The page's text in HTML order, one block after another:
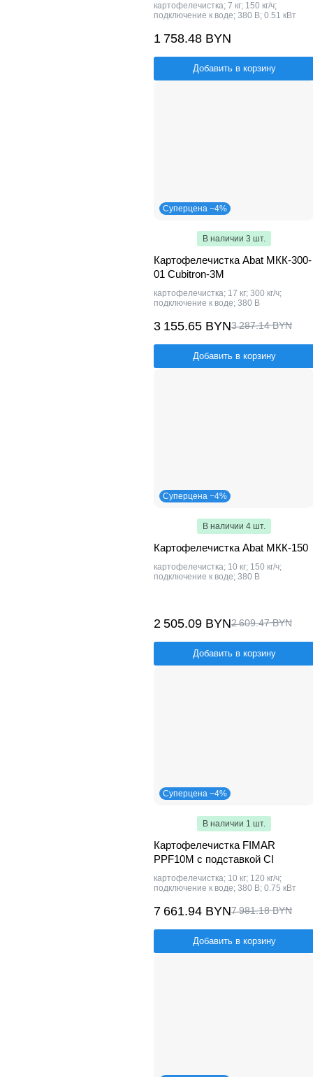
картофелечистка; 7 кг; 150 кг/ч;
подключение к воде; 380 В; 0.51 кВт
1 758.48 BYN
Добавить в корзину
Суперцена −4%
В наличии 3 шт.
Картофелечистка Abat МКК-300-
01 Cubitron-3M
картофелечистка; 17 кг; 300 кг/ч;
подключение к воде; 380 В
3 155.65 BYN3 287.14 BYN
Добавить в корзину
Суперцена −4%
В наличии 4 шт.
Картофелечистка Abat МКК-150
картофелечистка; 10 кг; 150 кг/ч;
подключение к воде; 380 В
2 505.09 BYN2 609.47 BYN
Добавить в корзину
Суперцена −4%
В наличии 1 шт.
Картофелечистка FIMAR
PPF10M с подставкой CI
картофелечистка; 10 кг; 120 кг/ч;
подключение к воде; 380 В; 0.75 кВт
7 661.94 BYN7 981.18 BYN
Добавить в корзину